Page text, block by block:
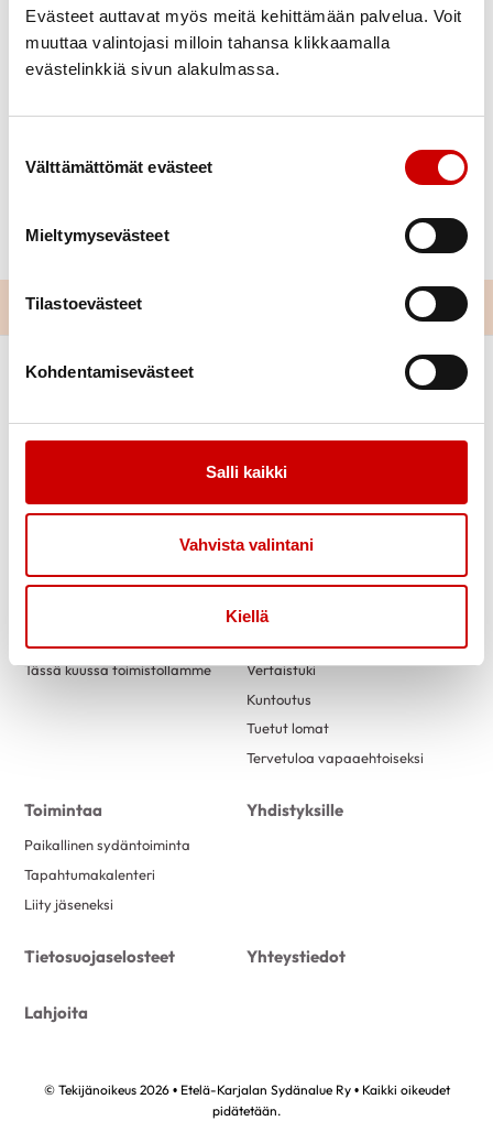
Evästeet auttavat myös meitä kehittämään palvelua. Voit
muuttaa valintojasi milloin tahansa klikkaamalla
evästelinkkiä sivun alakulmassa.
Välttämättömät evästeet
Mieltymysevästeet
Tilastoevästeet
Kohdentamisevästeet
Salli kaikki
Vahvista valintani
Kiellä
monipuoliseen toimintaan ja tervetuloa mukaan!
Link to facebook
Link to twitterLink to instagram
Tässä kuussa toimistollamme
Tukea
Vertaistuki
Kuntoutus
Tuetut lomat
Tervetuloa vapaaehtoiseksi
Toimintaa
Paikallinen sydäntoiminta
Tapahtumakalenteri
Liity jäseneksi
Yhdistyksille
Tietosuojaselosteet Yhteystiedot
Lahjoita
© Tekijänoikeus 2026 • Etelä-Karjalan Sydänalue Ry • Kaikki oikeudet
pidätetään.